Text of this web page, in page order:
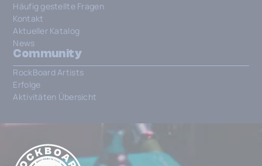
Häufig gestellte Fragen
Kontakt
Aktueller Katalog
News
Community
RockBoard Artists
Erfolge
Aktivitäten Übersicht